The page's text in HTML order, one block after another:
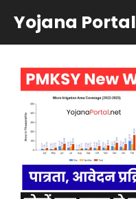
content
Yojana Portal